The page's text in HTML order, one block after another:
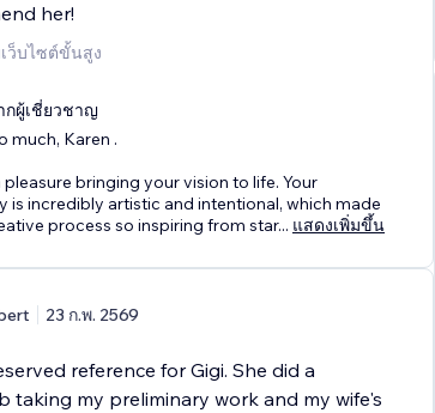
her!
ว็บไซต์ขั้นสูง
กผู้เชี่ยวชาญ
much, Karen .
pleasure bringing your vision to life. Your
is incredibly artistic and intentional, which made
process so inspiring from star... แสดงเพิ่มขึ้น
23 ก.พ. 2569
reference for Gigi. She did a
taking my preliminary work and my wife's